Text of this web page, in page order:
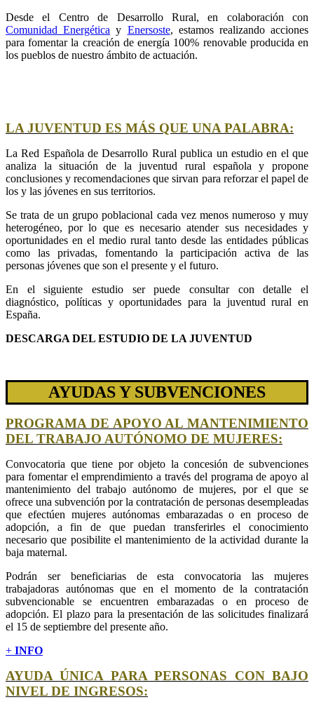
Desde el Centro de Desarrollo Rural, en colaboración con
Comunidad Energética y Enersoste, estamos realizando acciones
para fomentar la creación de energía 100% renovable producida en
los pueblos de nuestro ámbito de actuación.
LA JUVENTUD ES MÁS QUE UNA PALABRA:
La Red Española de Desarrollo Rural publica un estudio en el que
analiza la situación de la juventud rural española y propone
conclusiones y recomendaciones que sirvan para reforzar el papel de
los y las jóvenes en sus territorios.
Se trata de un grupo poblacional cada vez menos numeroso y muy
heterogéneo, por lo que es necesario atender sus necesidades y
oportunidades en el medio rural tanto desde las entidades públicas
como las privadas, fomentando la participación activa de las
personas jóvenes que son el presente y el futuro.
En el siguiente estudio ser puede consultar con detalle el
diagnóstico, políticas y oportunidades para la juventud rural en
España.
DESCARGA DEL ESTUDIO DE LA JUVENTUD
AYUDAS Y SUBVENCIONES
PROGRAMA DE APOYO AL MANTENIMIENTO
DEL TRABAJO AUTÓNOMO DE MUJERES:
Convocatoria que tiene por objeto la concesión de subvenciones
para fomentar el emprendimiento a través del programa de apoyo al
mantenimiento del trabajo autónomo de mujeres, por el que se
ofrece una subvención por la contratación de personas desempleadas
que efectúen mujeres autónomas embarazadas o en proceso de
adopción, a fin de que puedan transferirles el conocimiento
necesario que posibilite el mantenimiento de la actividad durante la
baja maternal.
Podrán ser beneficiarias de esta convocatoria las mujeres
trabajadoras autónomas que en el momento de la contratación
subvencionable se encuentren embarazadas o en proceso de
adopción. El plazo para la presentación de las solicitudes finalizará
el 15 de septiembre del presente año.
+ INFO
AYUDA ÚNICA PARA PERSONAS CON BAJO
NIVEL DE INGRESOS: